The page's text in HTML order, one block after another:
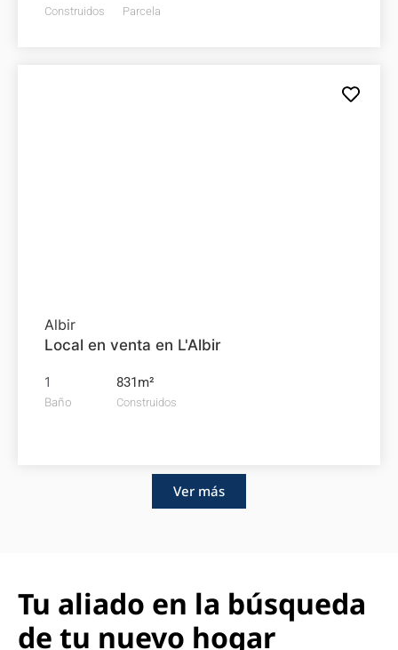
Construidos Parcela
Albir
Local en venta en L'Albir
1
Baño
831m²
Construidos
Ver más
Tu aliado en la búsqueda
de tu nuevo hogar